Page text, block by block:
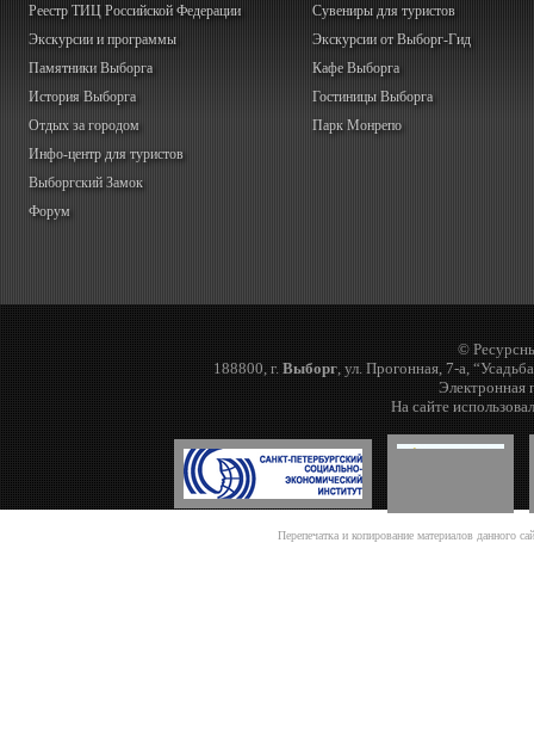
Реестр ТИЦ Российской Федерации
Экскурсии и программы
Памятники Выборга
История Выборга
Отдых за городом
Инфо-центр для туристов
Выборгский Замок
Форум
Сувениры для туристов
Экскурсии от Выборг-Гид
Кафе Выборга
Гостиницы Выборга
Парк Монрепо
©
188800, г.Выборг, ул. Прогонная, 7-а,
Электронная
На сайте
Перепечатка и копирование материалов данного